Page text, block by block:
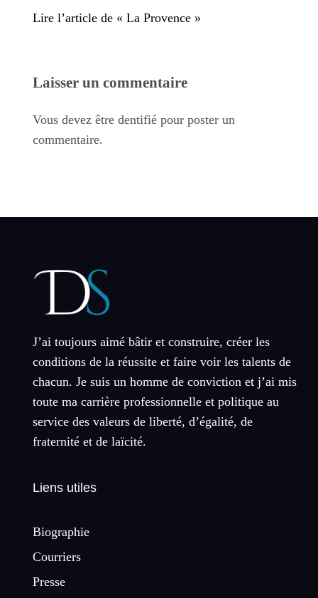
Lire l’article de « La Provence »
Laisser un commentaire
Vous devez être dentifié pour poster un
commentaire.
J’ai toujours aimé bâtir et construire, créer les
conditions de la réussite et faire voir les talents de
chacun. Je suis un homme de conviction et j’ai mis
toute ma carrière professionnelle et politique au
service des valeurs de liberté, d’égalité, de
fraternité et de laïcité.
Liens utiles
Biographie
Courriers
Presse